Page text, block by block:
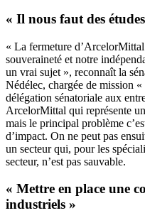
« Il nous faut des
« La fermeture
souveraineté et notre
un vrai sujet », reconnaît la
Nédélec, chargée de mission
délégation sénatoriale aux
ArcelorMittal qui représente
mais le principal problème
d’impact. On ne peut pas
un secteur qui, pour les
secteur, n’est pas sauvable.
« Mettre en place une
industriels »